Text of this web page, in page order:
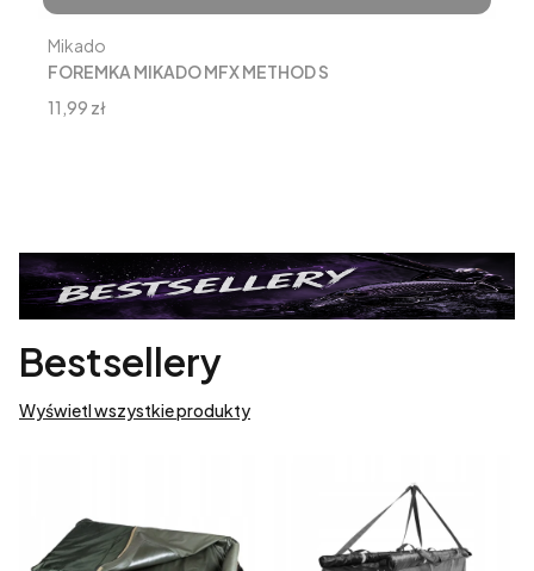
FOREMKA MIKADO MFX METHOD S
Producent
Mikado
Cena
11,99 zł
Bestsellery
Wyświetl wszystkie produkty